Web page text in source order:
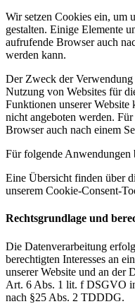
Wir setzen Cookies ein, um
gestalten. Einige Elemente
aufrufende Browser auch
werden kann.
Der Zweck der
Nutzung von Websites für
Funktionen unserer
nicht angeboten werden.
Browser auch nach einem
Für folgende Anwendungen
Eine Übersicht finden über
unserem Cookie-Consent-
Rechtsgrundlage und
Die Datenverarbeitung
berechtigten Interesses an
unserer Website und an der
Art. 6 Abs. 1 lit. f DSGVO
nach §25 Abs. 2 TDDDG.